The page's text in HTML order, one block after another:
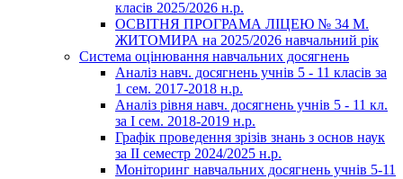
класів 2025/2026 н.р.
ОСВІТНЯ ПРОГРАМА ЛІЦЕЮ № 34 М.
ЖИТОМИРА на 2025/2026 навчальний рік
Система оцінювання навчальних досягнень
Аналіз навч. досягнень учнів 5 - 11 класів за
1 сем. 2017-2018 н.р.
Аналіз рівня навч. досягнень учнів 5 - 11 кл.
за І сем. 2018-2019 н.р.
Графік проведення зрізів знань з основ наук
за ІІ семестр 2024/2025 н.р.
Моніторинг навчальних досягнень учнів 5-11